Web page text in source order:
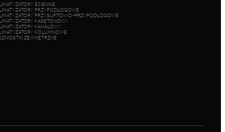
ŚCIENNE
PRZYPODŁOGOWE
PRZYSUFITOWO-PRZYPODŁOGOWE
KASETONOWY
KANAŁOWY
KOLUMNOWE
ZEWNĘTRZNE